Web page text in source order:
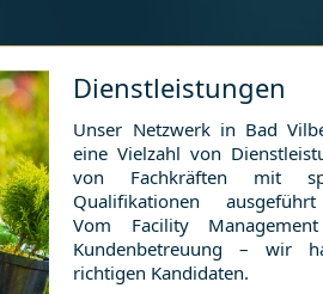
Dienstleistungen
Unser Netzwerk in Bad
eine Vielzahl von
von Fachkräften mit
Qualifikationen
Vom Facility
Kundenbetreuung – wir
richtigen Kandidaten.